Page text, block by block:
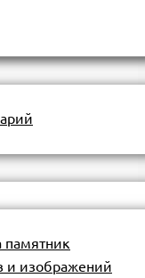
памятник
и изображений